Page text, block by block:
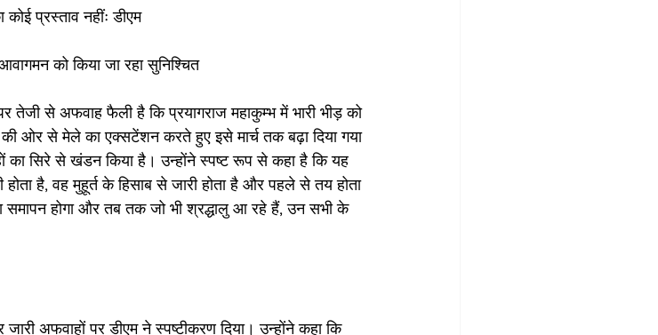
प्रस्ताव नहींः डीएम
को किया जा रहा सुनिश्चित
तेजी से अफवाह फैली है कि प्रयागराज महाकुम्भ में भारी भीड़ को
ओर से मेले का एक्सटेंशन करते हुए इसे मार्च तक बढ़ा दिया गया
का सिरे से खंडन किया है। उन्होंने स्पष्ट रूप से कहा है कि यह
है, वह मुहूर्त के हिसाब से जारी होता है और पहले से तय होता
समापन होगा और तब तक जो भी श्रद्धालु आ रहे हैं, उन सभी के
अफवाहों पर डीएम ने स्पष्टीकरण दिया। उन्होंने कहा कि